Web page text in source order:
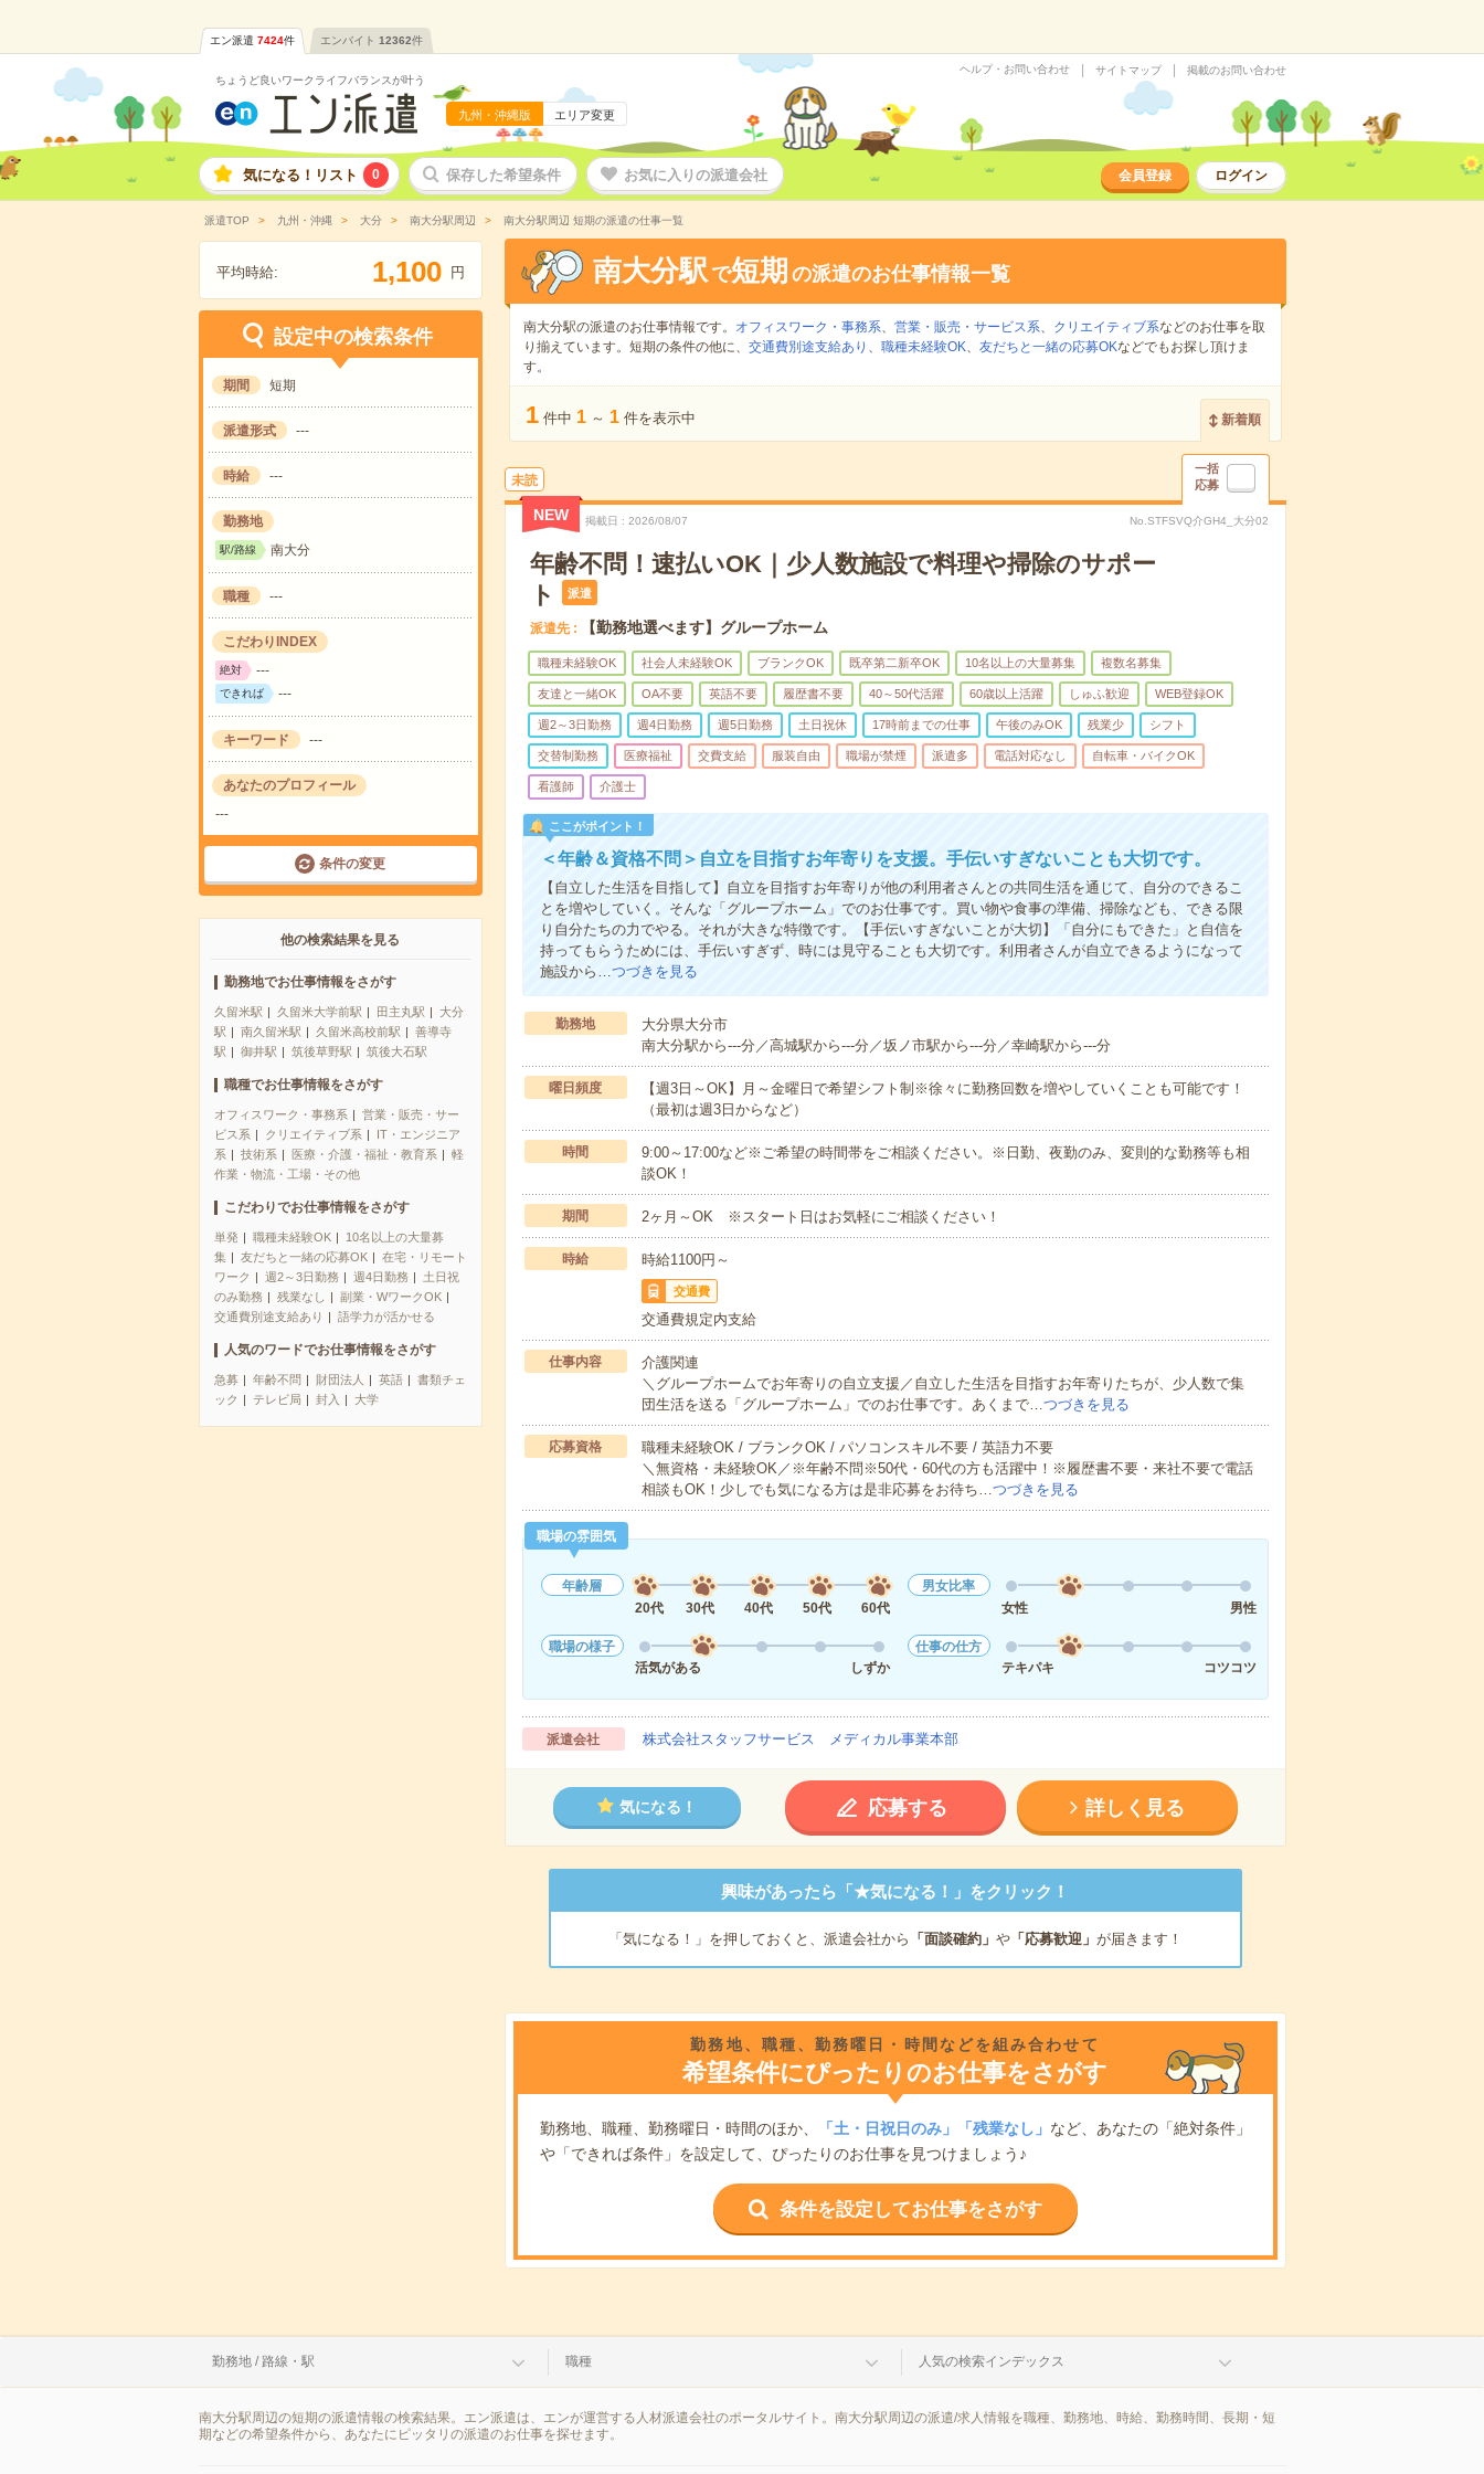
エン派遣 7424件 エンバイト 12362件
ちょうど良いワークライフバランスが叶う
九州・沖縄版 エリア変更
ヘルプ・お問い合わせ サイトマップ 掲載のお問い合わせ
気になる！リスト 0 保存した希望条件 お気に入りの派遣会社 会員登録 ログイン
派遣TOP 九州・沖縄 大分 南大分駅周辺 南大分駅周辺 短期の派遣の仕事一覧
平均時給: 1,100 円
設定中の検索条件
期間 短期
派遣形式 ---
時給 ---
勤務地
駅/路線 南大分
職種 ---
こだわりINDEX
絶対 ---
できれば ---
キーワード ---
あなたのプロフィール
---
条件の変更
他の検索結果を見る
勤務地でお仕事情報をさがす
久留米駅 久留米大学前駅 田主丸駅
大分
駅
南久留米駅 久留米高校前駅
善導寺
駅
御井駅 筑後草野駅 筑後大石駅
職種でお仕事情報をさがす
オフィスワーク・事務系
営業・販売・サー
ビス系
クリエイティブ系
IT・エンジニア
系
技術系 医療・介護・福祉・教育系
軽
作業・物流・工場・その他
こだわりでお仕事情報をさがす
単発 職種未経験OK
10名以上の大量募
集
友だちと一緒の応募OK
在宅・リモート
ワーク
週2～3日勤務 週4日勤務
土日祝
のみ勤務
残業なし
副業・WワークOK
交通費別途支給あり
語学力が活かせる
人気のワードでお仕事情報をさがす
急募 年齢不問 財団法人 英語
書類チェ
ック
テレビ局 封入 大学
南大分駅 で短期 の派遣のお仕事情報一覧
南大分駅の派遣のお仕事情報です。 オフィスワーク・事務系、 営業・販売・サービス系、 クリエイティブ系などのお仕事を取
り揃えています。短期の条件の他に、 交通費別途支給あり 、 職種未経験OK、 友だちと一緒の応募OKなどでもお探し頂けま
す。
1 件中 1 ～ 1 件を表示中 新着順
未読
一括
応募
NEW 掲載日 2026/08/07 No.STFSVQ介GH4_大分02
年齢不問！速払いOK｜少人数施設で料理や掃除のサポー
ト
派遣
派遣先 【勤務地選べます】グループホーム
職種未経験OK 社会人未経験OK ブランクOK 既卒第二新卒OK 10名以上の大量募集 複数名募集
友達と一緒OK OA不要 英語不要 履歴書不要 40～50代活躍 60歳以上活躍 しゅふ歓迎 WEB登録OK
週2～3日勤務 週4日勤務 週5日勤務 土日祝休 17時前までの仕事 午後のみOK 残業少 シフト
交替制勤務 医療福祉 交費支給 服装自由 職場が禁煙 派遣多 電話対応なし 自転車・バイクOK
看護師 介護士
ここがポイント！
＜年齢＆資格不問＞自立を目指すお年寄りを支援。手伝いすぎないことも大切です。
【自立した生活を目指して】自立を目指すお年寄りが他の利用者さんとの共同生活を通じて、自分のできるこ
とを増やしていく。そんな「グループホーム」でのお仕事です。買い物や食事の準備、掃除なども、できる限
り自分たちの力でやる。それが大きな特徴です。【手伝いすぎないことが大切】「自分にもできた」と自信を
持ってもらうためには、手伝いすぎず、時には見守ることも大切です。利用者さんが自立できるようになって
施設から…つづきを見る
勤務地
大分県大分市
南大分駅から---分／高城駅から---分／坂ノ市駅から---分／幸崎駅から---分
曜日頻度
【週3日～OK】月～金曜日で希望シフト制※徐々に勤務回数を増やしていくことも可能です！
（最初は週3日からなど）
時間
9:00～17:00など※ご希望の時間帯をご相談ください。※日勤、夜勤のみ、変則的な勤務等も相
談OK！
期間 2ヶ月～OK ※スタート日はお気軽にご相談ください！
時給 時給1100円～
交通費
交通費規定内支給
仕事内容
介護関連
＼グループホームでお年寄りの自立支援／自立した生活を目指すお年寄りたちが、少人数で集
団生活を送る「グループホーム」でのお仕事です。あくまで…つづきを見る
応募資格
職種未経験OK / ブランクOK / パソコンスキル不要 / 英語力不要
＼無資格・未経験OK／※年齢不問※50代・60代の方も活躍中！※履歴書不要・来社不要で電話
相談もOK！少しでも気になる方は是非応募をお待ち…つづきを見る
職場の雰囲気
年齢層
20代
30代 40代 50代 60代
男女比率
女性
男性
職場の様子
活気がある
しずか
仕事の仕方
テキパキ
コツコツ
派遣会社 株式会社スタッフサービス メディカル事業本部
気になる！ 応募する 詳しく見る
興味があったら「★気になる！」をクリック！
「気になる！」を押しておくと、派遣会社から 「面談確約」 や「応募歓迎」 が届きます！
勤務地、職種、勤務曜日・時間などを組み合わせて
希望条件にぴったりのお仕事をさがす
勤務地、職種、勤務曜日・時間のほか、 「土・日祝日のみ」「残業なし」 など、あなたの「絶対条件」
や「できれば条件」を設定して、ぴったりのお仕事を見つけましょう♪
条件を設定してお仕事をさがす
勤務地 / 路線・駅 職種 人気の検索インデックス
南大分駅周辺の短期の派遣情報の検索結果。エン派遣は、エンが運営する人材派遣会社のポータルサイト。南大分駅周辺の派遣/求人情報を職種、勤務地、時給、勤務時間、長期・短
期などの希望条件から、あなたにピッタリの派遣のお仕事を探せます。